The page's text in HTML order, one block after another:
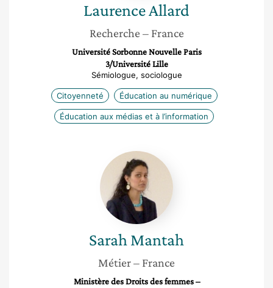
LaurenceAllard
Recherche – France
Université Sorbonne Nouvelle Paris
3/Université Lille
Sémiologue, sociologue
Citoyenneté Éducation au numérique
Éducation aux médias et à l’information
Sarah
Mantah
Sarah Mantah
Métier– France
Ministère des Droits des femmes –